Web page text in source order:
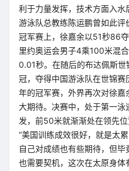
利于力量发挥，技术方面入水
游泳队总教练陈运鹏曾如此
冠军赛上，徐嘉余以51秒86
里约奥运会男子4乘100米混
0.01秒。在随后的布达佩斯
冠，夺得中国游泳队在世锦
年的冠军赛，外界再次对徐
大期待。决赛中，处于第一
发，前50米就渐渐处在领先
“美国训练成效很好，就是太
自己对成绩也有些期待，但
也需要契机，这次在太原身体